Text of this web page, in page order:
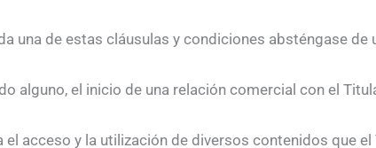
una de estas cláusulas y condiciones absténgase de
alguno, el inicio de una relación comercial con el
el acceso y la utilización de diversos contenidos que